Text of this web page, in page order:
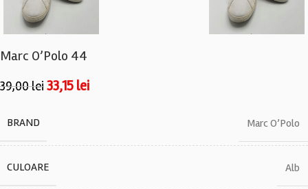
Marc O’Polo 44
39,00lei33,15 lei
BRAND Marc O’Polo
CULOARE Alb